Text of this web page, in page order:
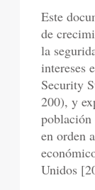
Este
de
la
intereses
Security
200), y
población
en orden
Unidos